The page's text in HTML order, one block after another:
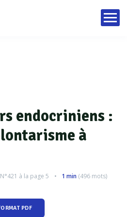
endocriniens :
à
N°421 à la page 5 1 min (496 mots)
PDF